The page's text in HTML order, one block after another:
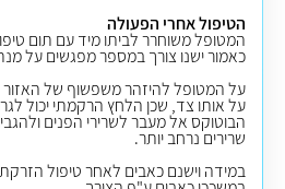
הטיפול אחרי הפעולה
המטופל משוחרר לביתו מיד עם תום
כאמור ישנו צורך במספר מפגשים על
על המטופל להיזהר משפשוף של
על אותו צד, שכן הלחץ הרקמתי יכול
הבוטוקס אל מעבר לשרירי הפנים
שרירים נרחב יותר.
במידה וישנם כאבים לאחר טיפול